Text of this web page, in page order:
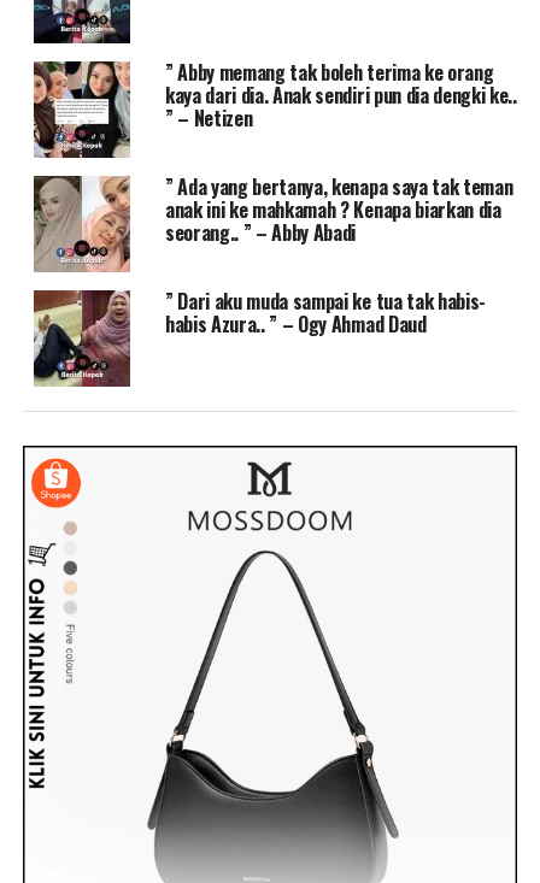
” Abby memang tak boleh terima ke orang
kaya dari dia. Anak sendiri pun dia dengki ke..
” – Netizen
” Ada yang bertanya, kenapa saya tak teman
anak ini ke mahkamah ? Kenapa biarkan dia
seorang.. ” – Abby Abadi
” Dari aku muda sampai ke tua tak habis-
habis Azura.. ” – Ogy Ahmad Daud